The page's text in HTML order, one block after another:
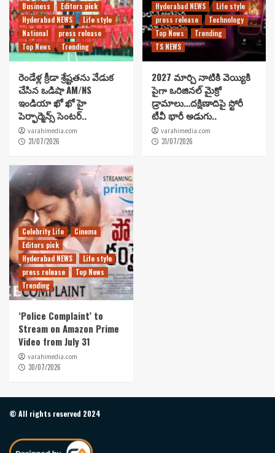
Business
Editors pick
Hyderabad NEWS
Life style
National
press release
Top News
Trending
రెండేళ్ల క్రీడా శ్రేష్టతను వేడుక
చేసిన ఒడిషా AM/NS
ఇండియా ఖో ఖో హై
పెర్ఫార్మెన్స్ సెంటర్..
varahimedia.com
31/07/2026
Hyderabad NEWS
Life style
press release
Technology
Top News
Trending
TS NEWS
2027 మార్చి నాటికి వెయ్యికి
పైగా ఒరిజినల్ మైక్రో
డ్రామాలు…దక్షిణాదిపై స్టోరీ
టీవీ భారీ అడుగు..
varahimedia.com
31/07/2026
Celebrity Life
Cinema
Editors pick
Hyderabad NEWS
Life style
press release
Top News
Trending
‘Police Complaint’ to
Stream on Amazon Prime
Video from July 31
varahimedia.com
30/07/2026
© All rights reserved 2024